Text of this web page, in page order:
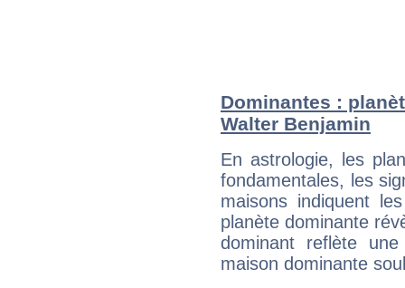
Dominantes :
Walter Benjamin
En astrologie, les
fondamentales, les
maisons indiquent
planète dominante
dominant reflète
maison dominante